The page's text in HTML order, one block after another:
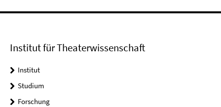
Institut für Theaterwissenschaft
Institut
Studium
Forschung